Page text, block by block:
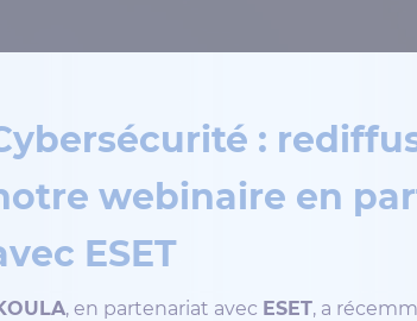
:
webinaire en
ESET
, en partenariat avec ESET, a